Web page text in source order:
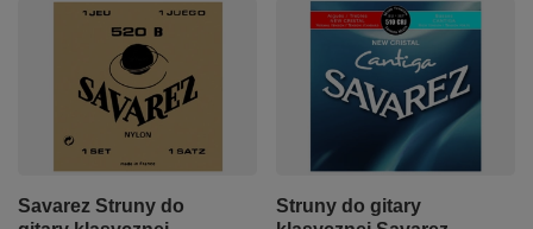
Savarez Struny do
Struny do gitary